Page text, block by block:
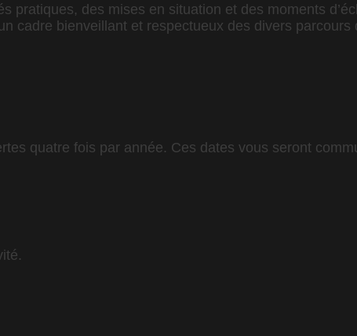
pratiques, des mises en situation et des moments
cadre bienveillant et respectueux des divers parcours
quatre fois par année. Ces dates vous seront